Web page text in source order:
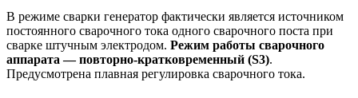
В режиме сварки генератор фактически является источником
постоянного сварочного тока одного сварочного поста при
сварке штучным электродом. Режим работы сварочного
аппарата — повторно-кратковременный (S3).
Предусмотрена плавная регулировка сварочного тока.